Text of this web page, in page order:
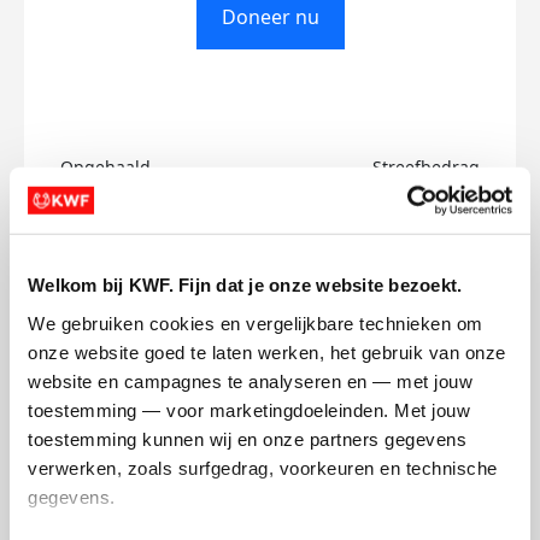
Welkom bij KWF. Fijn dat je onze website bezoekt.
We gebruiken cookies en vergelijkbare technieken om
onze website goed te laten werken, het gebruik van onze
website en campagnes te analyseren en — met jouw
toestemming — voor marketingdoeleinden. Met jouw
toestemming kunnen wij en onze partners gegevens
verwerken, zoals surfgedrag, voorkeuren en technische
gegevens.
Doneer nu
Opgehaald
€0
Streefbedrag
€750
Jorge's badges